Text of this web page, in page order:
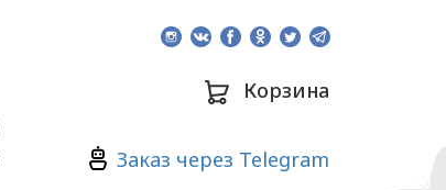
Корзина
Зaкaз через Telegram